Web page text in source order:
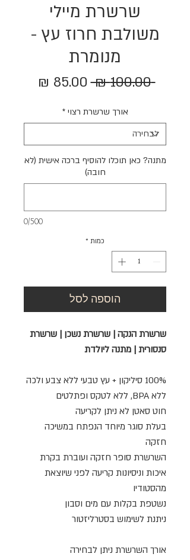
שרשרת מיילי
משולבת חרוז עץ -
מנומרת
‏100.00 ‏₪
מחיר
אורך שרשרת רצוי *
מתנה? כאן תוכלו להוסיף ברכה אישית (לא
חובה)
0/500
כמות *
הוספה לסל
שרשרת הנקה | שרשרת נשכן | שרשרת
סנסורית | מתנה ליולדת
100% סיליקון + עץ טבעי ללא צבע ולכה
ללא BPA, ללא לטקס ופתלטים
חוט סאטן לא ניתן לקריעה
בעלת סוגר מיוחד הנפתח במשיכה
חזקה
השרשרת סופר חזקה ועוברת בקרת
איכות וניסיונות קריעה לפני שיוצאת
מהסטודיו
נשטפת בקלות עם מים וסבון
ניתנת לשימוש בסטרליזטור
אורך השרשרת ניתן לבחירה